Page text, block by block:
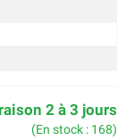
2 à 3 jours
(En stock : 168)